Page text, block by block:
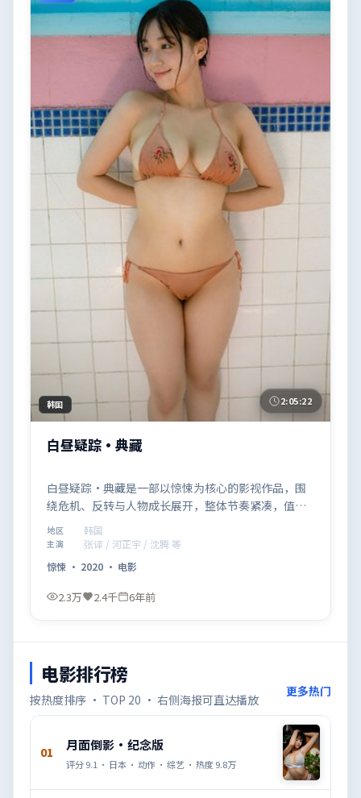
韩国 2:05:22
白昼疑踪·典藏
白昼疑踪·典藏是一部以惊悚为核心的影视作品，围
绕危机、反转与人物成长展开，整体节奏紧凑，值得
推荐观看。
地区 韩国
主演
张译 / 河正宇 / 沈腾 等
惊悚 · 2020 · 电影
2.3万 2.4千 6年前
电影排行榜
按热度排序 · TOP 20 · 右侧海报可直达播放
更多热门
01 月面倒影·纪念版
评分9.1 · 日本 · 动作 · 综艺 · 热度9.8万